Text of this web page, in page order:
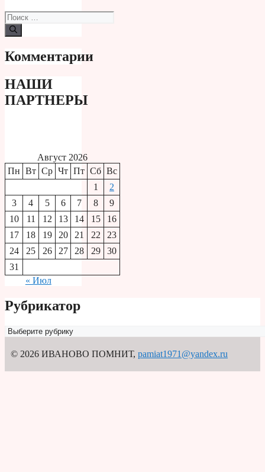
Поиск:
Комментарии
НАШИ
ПАРТНЕРЫ
Август 2026
Пн Вт Ср Чт Пт Сб Вс
1
2
3
4 5 6 7 8
9
10
11 12 13 14 15
16
17
18 19 20 21 22
23
24
25 26 27 28 29
30
31
« Июл
Рубрикатор
Рубрикатор
© 2026 ИВАНОВО ПОМНИТ, pamiat1971@yandex.ru